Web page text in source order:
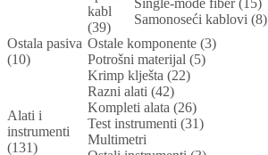
kabl
(39)
Single-mode fiber (15)
Samonoseći kablovi (8)
Ostala pasiva
(10)
Ostale komponente (3)
Potrošni materijal (5)
Alati i
instrumenti
(131)
Krimp klješta (22)
Razni alati (42)
Kompleti alata (26)
Test instrumenti (31)
Multimetri